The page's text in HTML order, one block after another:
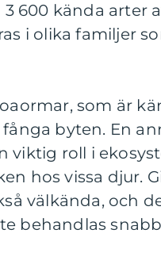
600 kända arter
i olika familjer
som är
byten. En
viktig roll i
hos vissa djur.
välkända, och
behandlas